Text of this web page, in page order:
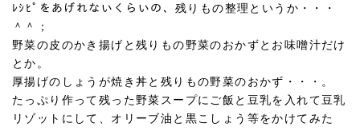
ﾚｼﾋﾟをあげれないくらいの、残りもの整理というか・・・
＾＾；
野菜の皮のかき揚げと残りもの野菜のおかずとお味噌汁だけ
とか。
厚揚げのしょうが焼き丼と残りもの野菜のおかず・・・。
たっぷり作って残った野菜スープにご飯と豆乳を入れて豆乳
リゾットにして、オリーブ油と黒こしょう等をかけてみた